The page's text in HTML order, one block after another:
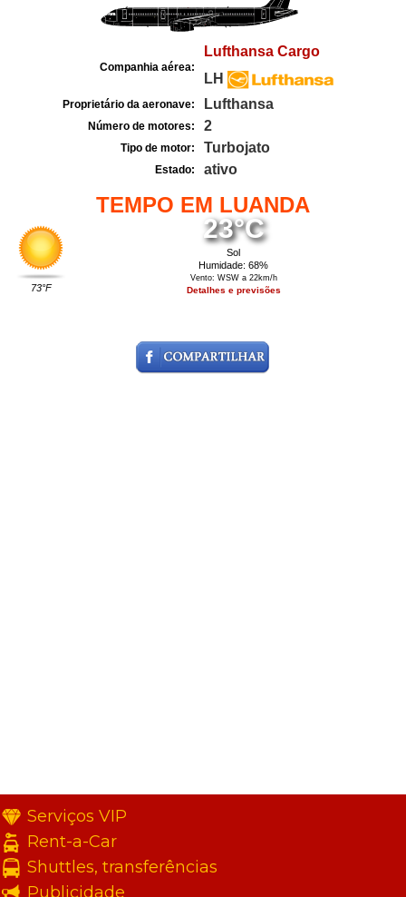
Companhia aérea:
Lufthansa Cargo
LH
Proprietário da aeronave: Lufthansa
Número de motores: 2
Tipo de motor: Turbojato
Estado: ativo
TEMPO EM LUANDA
73°F
23°C
Sol
Humidade: 68%
Vento: WSW a 22km/h
Detalhes e previsões
Serviços VIP
Rent-a-Car
Shuttles, transferências
Publicidade